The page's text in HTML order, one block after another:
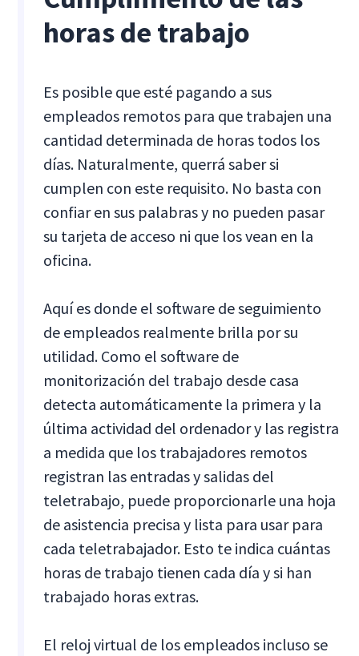
horas de trabajo
Es posible que esté pagando a sus
empleados remotos para que trabajen una
cantidad determinada de horas todos los
días. Naturalmente, querrá saber si
cumplen con este requisito. No basta con
confiar en sus palabras y no pueden pasar
su tarjeta de acceso ni que los vean en la
oficina.
Aquí es donde el software de seguimiento
de empleados realmente brilla por su
utilidad. Como el software de
monitorización del trabajo desde casa
detecta automáticamente la primera y la
última actividad del ordenador y las registra
a medida que los trabajadores remotos
registran las entradas y salidas del
teletrabajo, puede proporcionarle una hoja
de asistencia precisa y lista para usar para
cada teletrabajador. Esto te indica cuántas
horas de trabajo tienen cada día y si han
trabajado horas extras.
El reloj virtual de los empleados incluso se